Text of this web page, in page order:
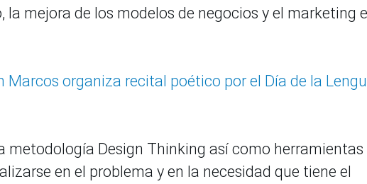
mejora de los modelos de negocios y el marketing
Marcos organiza recital poético por el Día de la
Design Thinking así como herramientas
en el problema y en la necesidad que tiene el